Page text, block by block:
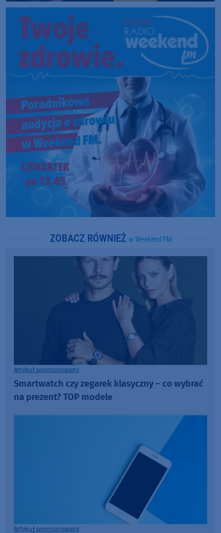
ZOBACZ RÓWNIEŻ w Weekend FM
Artykuł sponsorowany
Smartwatch czy zegarek klasyczny – co wybrać
na prezent? TOP modele
Artykuł sponsorowany